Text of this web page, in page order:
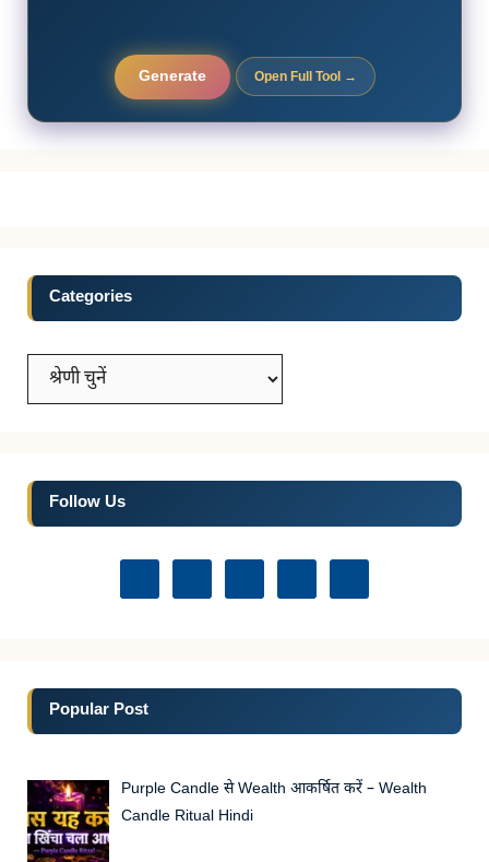
Generate Open Full Tool →
Categories
Categories
Follow Us
Popular Post
Purple Candle से Wealth आकर्षित करें – Wealth
Candle Ritual Hindi